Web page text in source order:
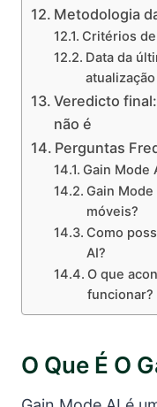
Metodologia
Critérios
Data da
atualização
Veredicto
não é
Perguntas
Gain Mode
Gain
móveis?
Como
AI?
O que
funcionar?
O Que É O